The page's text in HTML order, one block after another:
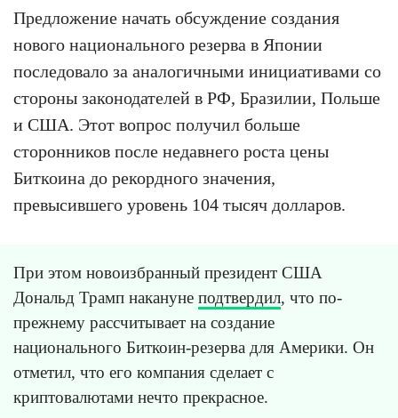
Предложение начать обсуждение создания
нового национального резерва в Японии
последовало за аналогичными инициативами со
стороны законодателей в РФ, Бразилии, Польше
и США. Этот вопрос получил больше
сторонников после недавнего роста цены
Биткоина до рекордного значения,
превысившего уровень 104 тысяч долларов.
При этом новоизбранный президент США
Дональд Трамп накануне подтвердил, что по-
прежнему рассчитывает на создание
национального Биткоин-резерва для Америки. Он
отметил, что его компания сделает с
криптовалютами нечто прекрасное.